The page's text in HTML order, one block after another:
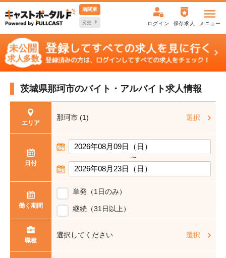
南関東
変更 ログイン 保存求人 メニュー
茨城県那珂市のバイト・アルバイト求人情報
エリア
那珂市 (1) 選択
日付
〜
働く期間
単発（1日のみ）
継続（31日以上）
職種
選択してください 選択